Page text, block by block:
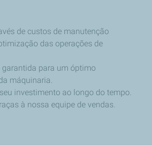
de custos de manutenção
das operações de
garantida para um óptimo
máquinaria.
investimento ao longo do tempo.
à nossa equipe de vendas.